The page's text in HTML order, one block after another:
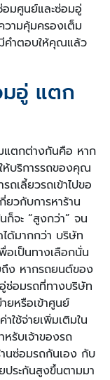
อมศูนย์และซ่อมอู่
ามคุ้มครองเต็ม
คำตอบให้คุณแล้ว
อู่ แตก
แตกต่างกันคือ หาก
บริการรถของคุณ
เลี้ยวรถเข้าไปขอ
ยวกับการหาร้าน
ก็จะ “สูงกว่า” จน
ด้มากกว่า บริษัท
อเป็นทางเลือกนั่น
ถึง หากรถยนต์ของ
ซ่อมรถที่ทางบริษัท
ยหรือเข้าศูนย์
ใช้จ่ายเพิ่มเติมใน
รับเจ้าของรถ
นซ่อมรถกันเอง กับ
ระกันสูงขึ้นตามมา